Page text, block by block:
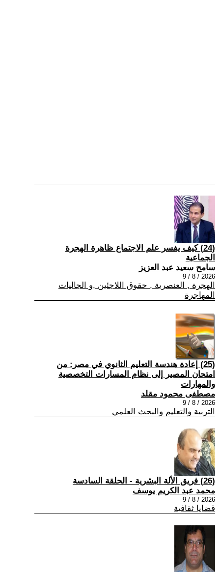
(24) كيف يفسر علم الاجتماع ظاهرة الهجرة
الجماعية
سامح سعيد عبد العزيز
2026 / 8 / 9
الهجرة , العنصرية , حقوق اللاجئين ,و الجاليات
المهاجرة
(25) إعادة هندسة التعليم الثانوي في مصر: من
امتحان المصير إلى نظام المسارات التخصصية
والمهارات
مصطفى محمود مقلد
2026 / 8 / 9
التربية والتعليم والبحث العلمي
(26) فريق الألة البشرية - الحلقة السادسة
محمد عبد الكريم يوسف
2026 / 8 / 9
قضايا ثقافية